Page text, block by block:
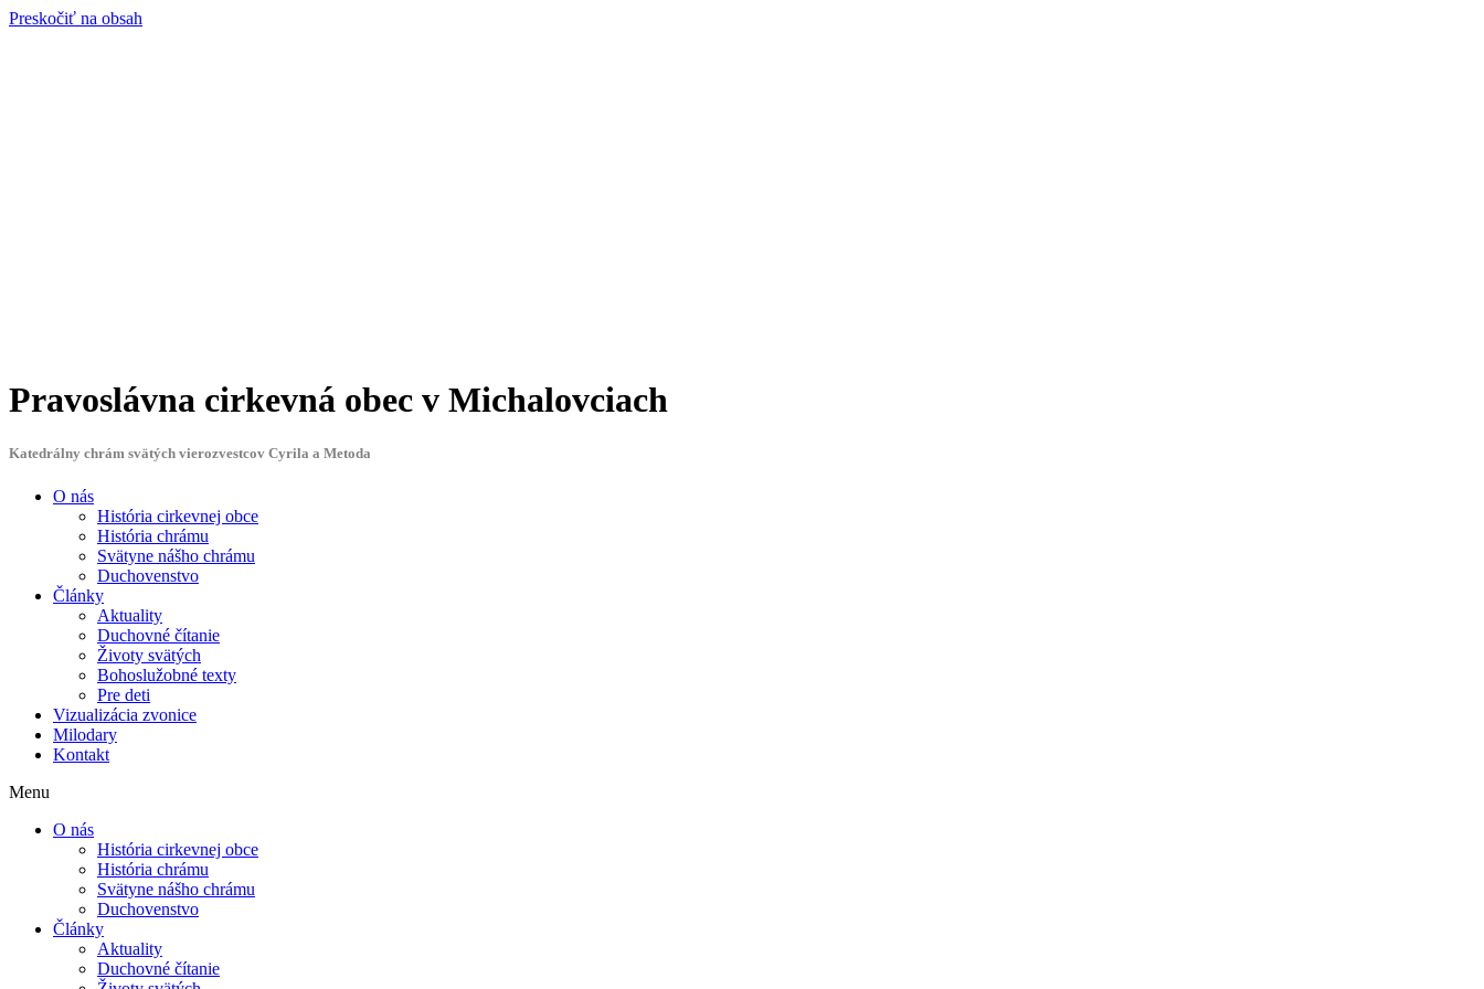
Preskočiť na obsah
Pravoslávna cirkevná obec v Michalovciach
Katedrálny chrám svätých vierozvestcov Cyrila a Metoda
O nás
História cirkevnej obce
História chrámu
Svätyne nášho chrámu
Duchovenstvo
Články
Aktuality
Duchovné čítanie
Životy svätých
Bohoslužobné texty
Pre deti
Vizualizácia zvonice
Milodary
Kontakt
Menu
O nás
História cirkevnej obce
História chrámu
Svätyne nášho chrámu
Duchovenstvo
Články
Aktuality
Duchovné čítanie